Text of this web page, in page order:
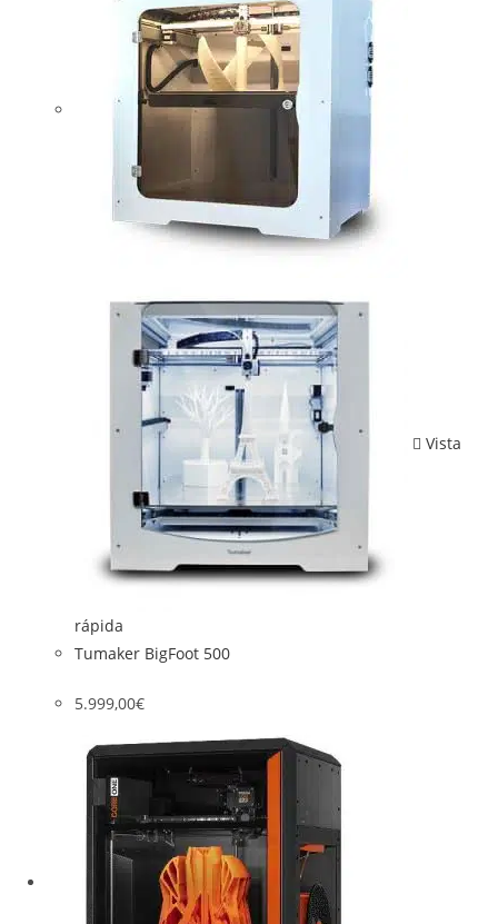
Vista
rápida
Tumaker BigFoot 500
5.999,00€